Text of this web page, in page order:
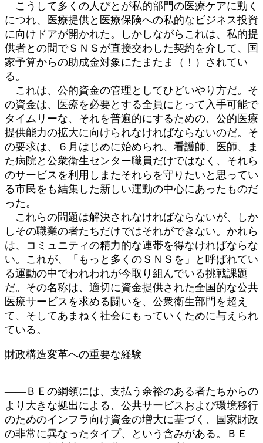
こうして多くの人びとが私的部門の医療ケアに動く
につれ、医療提供と医療保険への私的なビジネス投資
に向けドアが開かれた。しかしながらこれは、私的提
供者との間でＳＮＳが直接交わした契約を介して、国
家予算からの助成金対象にたまたま（！）されてい
る。
これは、公的資金の管理としてひどいやり方だ。そ
の資金は、医療を必要とする全員にとって入手可能で
タイムリーな、それを普遍的にするための、公的医療
提供能力の拡大に向けられなければならないのだ。そ
の要求は、６月はじめに始められ、看護師、医師、ま
た病院と公衆衛生センター職員だけではなく、それら
のサービスを利用しまたそれらを守りたいと思ってい
る市民をも結集した新しい運動の中心にあったものだ
った。
これらの問題は解決されなければならないが、しか
しその職業の者たちだけではそれができない。かれら
は、コミュニティの精力的な連帯を得なければならな
い。これが、「もっと多くのＳＮＳを」と呼ばれてい
る運動の中でわれわれが今取り組んでいる挑戦課題
だ。その名称は、適切に資金提供された全国的な公共
医療サービスを求める闘いを、公衆衛生部門を超え
て、そしてあまねく社会にもっていくために与えられ
ている。
財政構造変革への重要な経験
――ＢＥの綱領には、支払う余裕のある者たちからの
より大きな拠出による、公共サービスおよび環境移行
のためのインフラ向け資金の増大に基づく、国家財政
の非常に異なったタイプ、という含みがある。ＢＥ